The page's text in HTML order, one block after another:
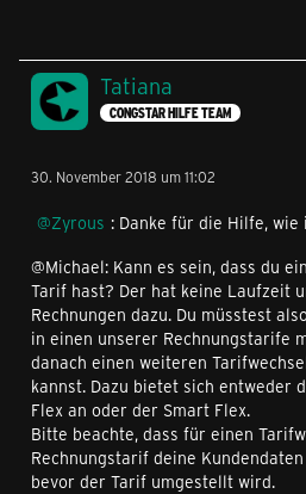
Tatiana
CONGSTAR HILFE TEAM
30. November 2018 um 11:02
Zyrous : Danke für die Hilfe, wie
@Michael: Kann es sein, dass du
Tarif hast? Der hat keine Laufzeit
Rechnungen dazu. Du müsstest
in einen unserer Rechnungstarife
danach einen weiteren
kannst. Dazu bietet sich entweder
Flex an oder der Smart Flex.
Bitte beachte, dass für einen
Rechnungstarif deine
bevor der Tarif umgestellt wird.